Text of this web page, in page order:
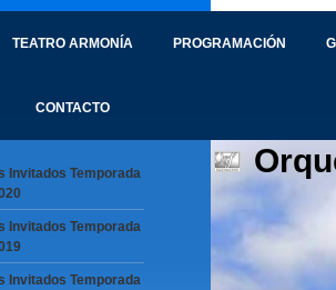
TEATRO ARMONÍA PROGRAMACIÓN
CONTACTO
Invitados Temporada
Invitados Temporada
Invitados Temporada